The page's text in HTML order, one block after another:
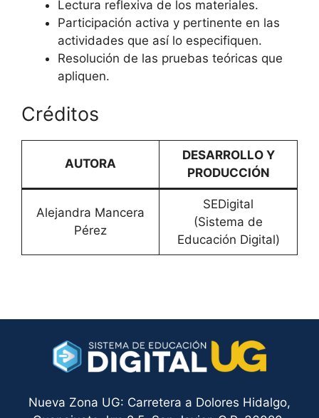
Lectura reflexiva de los materiales.
Participación activa y pertinente en las
actividades que así lo especifiquen.
Resolución de las pruebas teóricas que
apliquen.
Créditos
AUTORA
DESARROLLO Y
PRODUCCIÓN
Alejandra Mancera
Pérez
SEDigital
(Sistema de
Educación Digital)
Nueva Zona UG: Carretera a Dolores Hidalgo,